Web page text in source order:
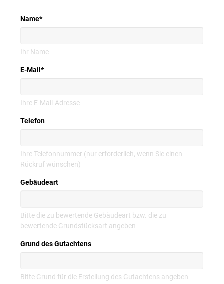
Name*
Ihr Name
E-Mail *
Ihre E-Mail-Adresse
Telefon
Ihre Telefonnummer (nur erforderlich, wenn Sie einen
Rückruf wünschen)
Gebäudeart
Bitte die zu bewertende Gebäudeart bzw. die zu
bewertende Grundstücksart angeben
Grund des Gutachtens
Bitte Grund für die Erstellung des Gutachtens angeben